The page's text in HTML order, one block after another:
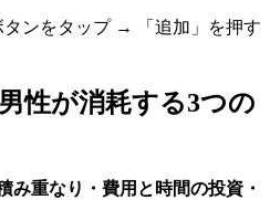
ンをタップ → 「追加」を押す
性が消耗する3つの
み重なり・費用と時間の投資・